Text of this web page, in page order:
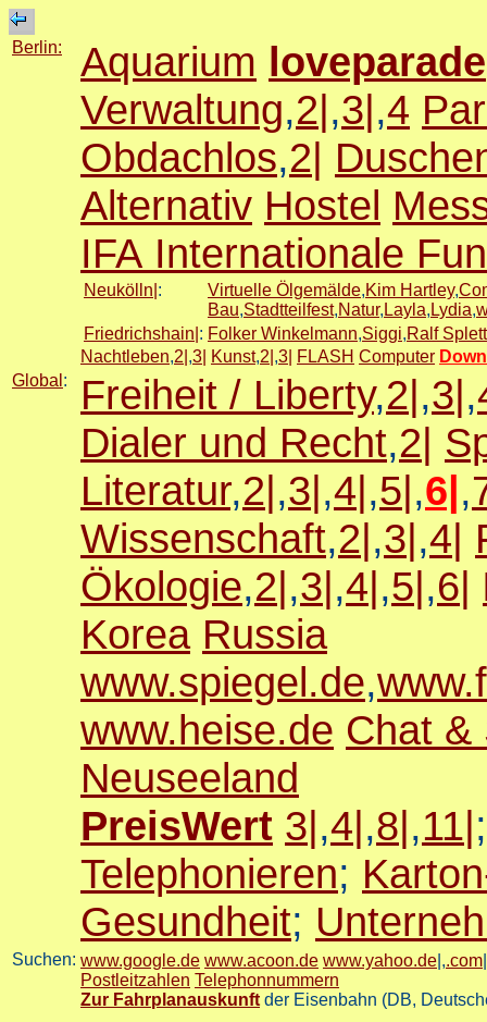
Berlin: Aquarium loveparade
Verwaltung,2|,3|,4
Obdachlos,2|
Alternativ Hostel
IFA Internationale
Neukölln| : Virtuelle Ölgemälde,Kim Hartley,
Bau,Stadtteilfest,Natur, Layla, Lydia,
Friedrichshain| : Folker Winkelmann,Siggi,Ralf
Nachtleben,2| ,3| Kunst,2| ,3| FLASH Computer
Global : Freiheit / Liberty,2|,3|,
Dialer und Recht,2|
Literatur,2|,3|,4|,5|,6|,
Wissenschaft,2|,3|,4|
Ökologie,2|,3|,4|,5|,6|
Korea Russia
www.spiegel.de,
www.heise.de Chat &
Neuseeland
PreisWert 3|,4|,8|,11|
Telephonieren;
Gesundheit;
Suchen: www.google.de www.acoon.de www.yahoo.de |,.com
Postleitzahlen Telephonnummern
Zur Fahrplanauskunft der Eisenbahn (DB,